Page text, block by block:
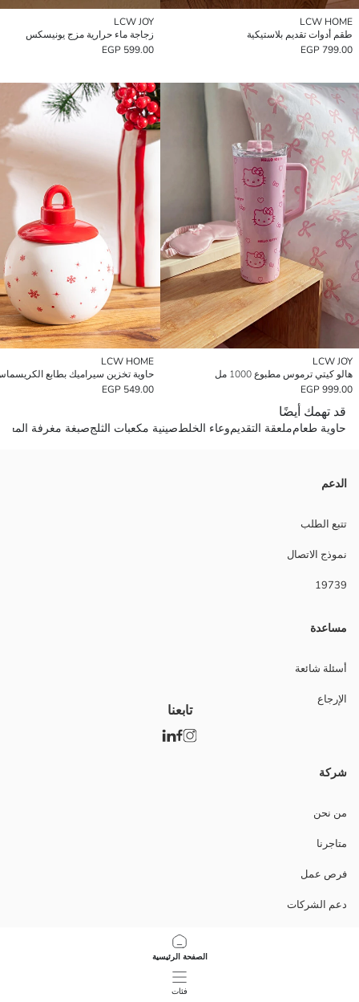
الصفحة الرئيسية
فئات
LCW HOME
طقم أدوات تقديم بلاستيكية
799.00 EGP
LCW JOY
زجاجة ماء حرارية مزج يونيسكس
599.00 EGP
LCW JOY
هالو كيتي ترموس مطبوع 1000 مل
999.00 EGP
LCW HOME
حاوية تخزين سيراميك بطابع
549.00 EGP
قد تهمك أيضًا
حاوية طعامملعقة التقديموعاء الخلطصينية مكعبات الثلجصبغة مغرفة
الدعم
تتبع الطلب
نموذج الاتصال
19739
مساعدة
أسئلة شائعة
الإرجاع
شركة
من نحن
متاجرنا
فرص عمل
دعم الشركات
تابعنا